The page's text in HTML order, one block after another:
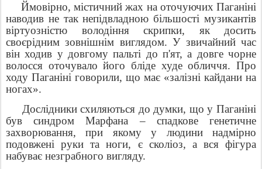
Ймовірно, містичний жах на оточуючих Паганіні
наводив не так непідвладною більшості музикантів
віртуозністю володіння скрипки, як досить
своєрідним зовнішнім виглядом. У звичайний час
він ходив у довгому пальті до п'ят, а довге чорне
волосся оточувало його бліде худе обличчя. Про
ходу Паганіні говорили, що має «залізні кайдани на
ногах».
Дослідники схиляються до думки, що у Паганіні
був синдром Марфана – спадкове генетичне
захворювання, при якому у людини надмірно
подовжені руки та ноги, є сколіоз, а вся фігура
набуває незграбного вигляду.